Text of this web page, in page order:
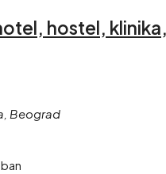
hostel, klinika,
Beograd